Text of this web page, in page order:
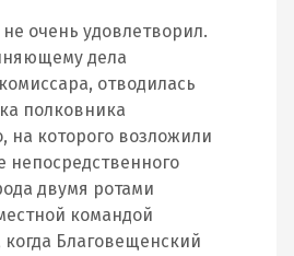
очень удовлетворил.
дела
отводилась
полковника
на которого возложили
непосредственного
двумя ротами
командой
Благовещенский